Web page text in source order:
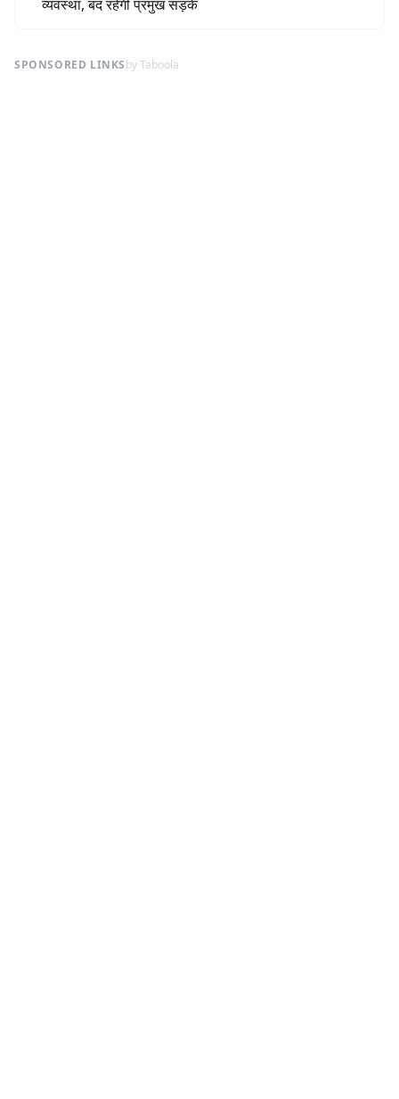
व्यवस्था, बंद रहेंगी प्रमुख सड़कें
SPONSORED LINKSby Taboola